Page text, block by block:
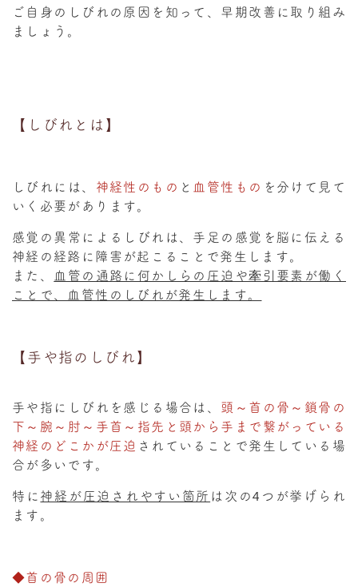
ご自身のしびれの原因を知って、早期改善に取り組み
ましょう。
【しびれとは】
しびれには、 神経性のもの と 血管性もの を分けて見て
いく必要があります。
感覚の異常によるしびれは、手足の感覚を脳に伝える
神経の経路に障害が起こることで発生します。
また、 血管の通路に何かしらの圧迫や牽引要素が働く
ことで、血管性のしびれが発生します。
【手や指のしびれ】
手や指にしびれを感じる場合は、 頭～首の骨～鎖骨の
下～腕～肘～手首～指先と頭から手まで繋がっている
神経のどこかが圧迫 されていることで発生している場
合が多いです。
特に神経が圧迫されやすい箇所 は次の4つが挙げられ
ます。
◆首の骨の周囲